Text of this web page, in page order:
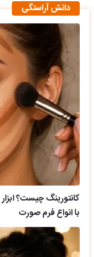
دانش آراستگی
کانتورینگ چیست؟
با انواع فرم صورت